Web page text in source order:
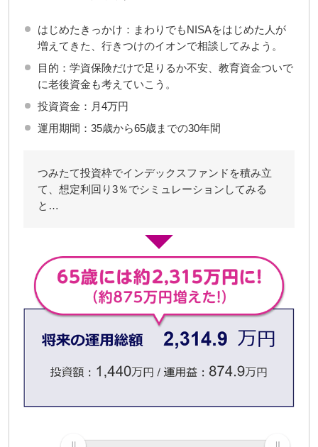
はじめたきっかけ：まわりでもNISAをはじめた人が
増えてきた、行きつけのイオンで相談してみよう。
目的：学資保険だけで足りるか不安、教育資金ついで
に老後資金も考えていこう。
投資資金：月4万円
運用期間：35歳から65歳までの30年間
つみたて投資枠でインデックスファンドを積み立
て、想定利回り3％でシミュレーションしてみる
と…